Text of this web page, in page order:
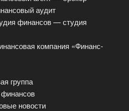
аудит
финансов — студия
компания «Финанс-
группа
новости